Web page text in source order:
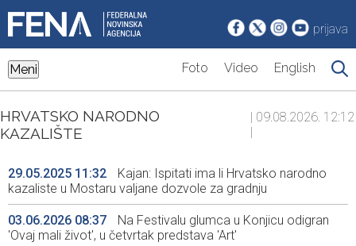
prijava
Meni Foto Video English
HRVATSKO NARODNO
KAZALIŠTE
| 09.08.2026. 12:12
|
29.05.2025 11:32
Kajan: Ispitati ima li Hrvatsko narodno
kazaliste u Mostaru valjane dozvole za gradnju
03.06.2026 08:37
Na Festivalu glumca u Konjicu odigran
'Ovaj mali život', u četvrtak predstava 'Art'